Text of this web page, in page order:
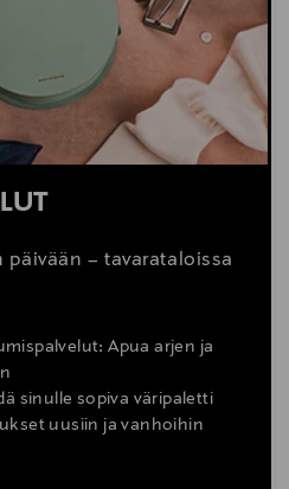
– tavarataloissa
Apua arjen ja
sinulle sopiva väripaletti
uusiin ja vanhoihin